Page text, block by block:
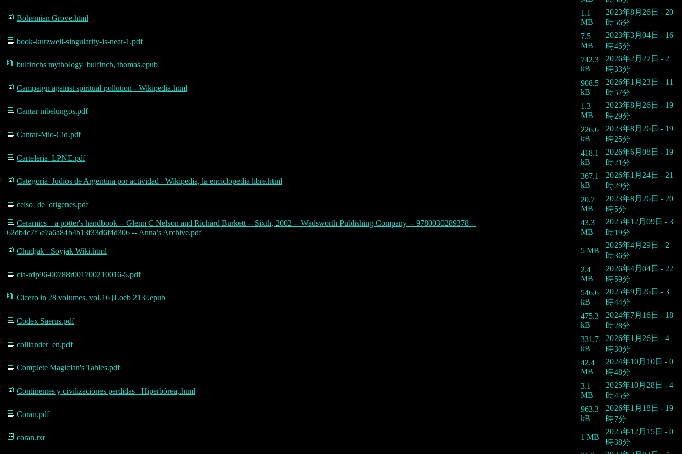
Bohemian Grove.html
1.1
MB
2023年8月26日 - 20
時56分
book-kurzweil-singularity-is-near-1.pdf
7.5
MB
2023年3月04日 - 16
時45分
bulfinchs mythology_bulfinch, thomas.epub
742.3
kB
2026年2月27日 - 2
時33分
Campaign against spiritual pollution - Wikipedia.html
908.5
kB
2026年1月23日 - 11
時57分
Cantar nibelungos.pdf
1.3
MB
2023年8月26日 - 19
時29分
Cantar-Mio-Cid.pdf
226.6
kB
2023年8月26日 - 19
時25分
Carteleria_LPNE.pdf
418.1
kB
2026年6月08日 - 19
時21分
Categoría_Judíos de Argentina por actividad - Wikipedia, la enciclopedia libre.html
367.1
kB
2026年1月24日 - 21
時29分
celso_de_origenes.pdf
20.7
MB
2023年8月26日 - 20
時5分
Ceramics _ a potter's handbook -- Glenn C Nelson and Richard Burkett -- Sixth, 2002 -- Wadsworth Publishing Company -- 9780030289378 --
62db4c7f5e7a6a84b4b13f33d6f4d306 -- Anna’s Archive.pdf
43.3
MB
2025年12月09日 - 3
時19分
Chudjak - Soyjak Wiki.html 5 MB
2025年4月29日 - 2
時36分
cia-rdp96-00788r001700210016-5.pdf
2.4
MB
2026年4月04日 - 22
時59分
Cicero in 28 volumes. vol.16 [Loeb 213].epub
546.6
kB
2025年9月26日 - 3
時44分
Codex Saerus.pdf
475.3
kB
2024年7月16日 - 18
時28分
colliander_en.pdf
331.7
kB
2026年1月26日 - 4
時30分
Complete Magician's Tables.pdf
42.4
MB
2024年10月10日 - 0
時48分
Continentes y civilizaciones perdidas_ Hiperbórea,.html
3.1
MB
2025年10月28日 - 4
時45分
Coran.pdf
963.3
kB
2026年1月18日 - 19
時7分
coran.txt 1 MB
2025年12月15日 - 0
時38分